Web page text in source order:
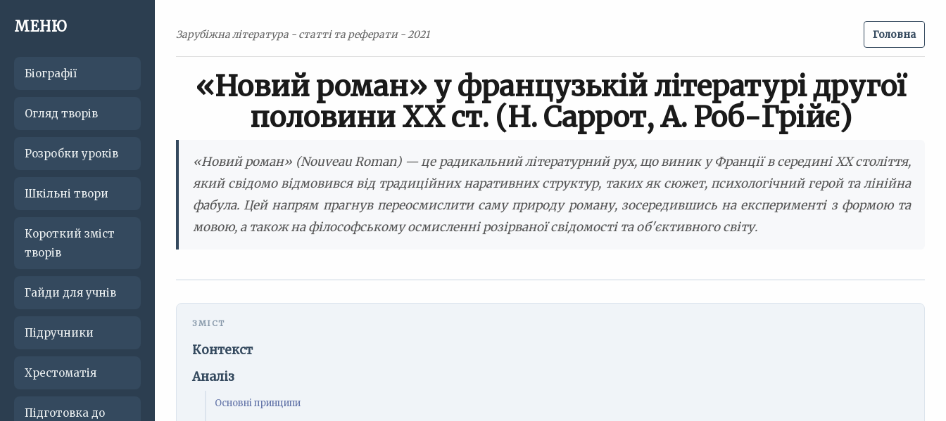
МЕНЮ
Біографії
Огляд творів
Розробки уроків
Шкільні твори
Короткий зміст
творів
Гайди для учнів
Підручники
Хрестоматія
Підготовка до
Зарубіжна література - статті та реферати - 2021 Головна
«Новий роман» у французькій літературі другої
половини ХХ ст. (Н. Саррот, А. Роб-Грійє)
«Новий роман» (Nouveau Roman) — це радикальний літературний рух, що виник у Франції в середині XX століття,
який свідомо відмовився від традиційних наративних структур, таких як сюжет, психологічний герой та лінійна
фабула. Цей напрям прагнув переосмислити саму природу роману, зосередившись на експерименті з формою та
мовою, а також на філософському осмисленні розірваної свідомості та об'єктивного світу.
Контекст
Аналіз
Основні принципи